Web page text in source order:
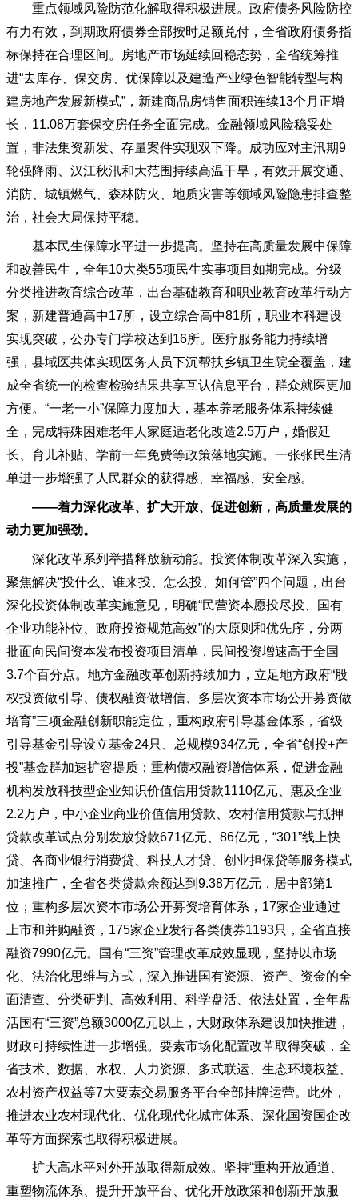
重点领域风险防范化解取得积极进展。政府债务风险防控
有力有效，到期政府债券全部按时足额兑付，全省政府债务指
标保持在合理区间。房地产市场延续回稳态势，全省统筹推
进“去库存、保交房、优保障以及建造产业绿色智能转型与构
建房地产发展新模式”，新建商品房销售面积连续13个月正增
长，11.08万套保交房任务全面完成。金融领域风险稳妥处
置，非法集资新发、存量案件实现双下降。成功应对主汛期9
轮强降雨、汉江秋汛和大范围持续高温干旱，有效开展交通、
消防、城镇燃气、森林防火、地质灾害等领域风险隐患排查整
治，社会大局保持平稳。
基本民生保障水平进一步提高。坚持在高质量发展中保障
和改善民生，全年10大类55项民生实事项目如期完成。分级
分类推进教育综合改革，出台基础教育和职业教育改革行动方
案，新建普通高中17所，设立综合高中81所，职业本科建设
实现突破，公办专门学校达到16所。医疗服务能力持续增
强，县域医共体实现医务人员下沉帮扶乡镇卫生院全覆盖，建
成全省统一的检查检验结果共享互认信息平台，群众就医更加
方便。“一老一小”保障力度加大，基本养老服务体系持续健
全，完成特殊困难老年人家庭适老化改造2.5万户，婚假延
长、育儿补贴、学前一年免费等政策落地实施。一张张民生清
单进一步增强了人民群众的获得感、幸福感、安全感。
——着力深化改革、扩大开放、促进创新，高质量发展的
动力更加强劲。
深化改革系列举措释放新动能。投资体制改革深入实施，
聚焦解决“投什么、谁来投、怎么投、如何管”四个问题，出台
深化投资体制改革实施意见，明确“民营资本愿投尽投、国有
企业功能补位、政府投资规范高效”的大原则和优先序，分两
批面向民间资本发布投资项目清单，民间投资增速高于全国
3.7个百分点。地方金融改革创新持续加力，立足地方政府“股
权投资做引导、债权融资做增信、多层次资本市场公开募资做
培育”三项金融创新职能定位，重构政府引导基金体系，省级
引导基金引导设立基金24只、总规模934亿元，全省“创投+产
投”基金群加速扩容提质；重构债权融资增信体系，促进金融
机构发放科技型企业知识价值信用贷款1110亿元、惠及企业
2.2万户，中小企业商业价值信用贷款、农村信用贷款与抵押
贷款改革试点分别发放贷款671亿元、86亿元，“301”线上快
贷、各商业银行消费贷、科技人才贷、创业担保贷等服务模式
加速推广，全省各类贷款余额达到9.38万亿元，居中部第1
位；重构多层次资本市场公开募资培育体系，17家企业通过
上市和并购融资，175家企业发行各类债券1193只，全省直接
融资7990亿元。国有“三资”管理改革成效显现，坚持以市场
化、法治化思维与方式，深入推进国有资源、资产、资金的全
面清查、分类研判、高效利用、科学盘活、依法处置，全年盘
活国有“三资”总额3000亿元以上，大财政体系建设加快推进，
财政可持续性进一步增强。要素市场化配置改革取得突破，全
省技术、数据、水权、人力资源、多式联运、生态环境权益、
农村资产权益等7大要素交易服务平台全部挂牌运营。此外，
推进农业农村现代化、优化现代化城市体系、深化国资国企改
革等方面探索也取得积极进展。
扩大高水平对外开放取得新成效。坚持“重构开放通道、
重塑物流体系、提升开放平台、优化开放政策和创新开放服